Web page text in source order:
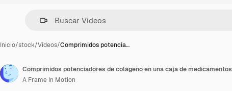
Inicio/stock/Vídeos/Comprimidos potencia…
Comprimidos potenciadores de colágeno en una caja de medicamentos
A Frame In Motion